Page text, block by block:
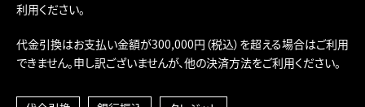
利用ください。
代金引換はお支払い金額が300,000円（税込）を超える場合はご利用
できません。申し訳ございませんが、他の決済方法をご利用ください。